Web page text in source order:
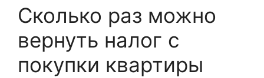
Сколько раз можно
вернуть налог с
покупки квартиры